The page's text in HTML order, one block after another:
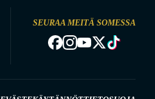
SEURAA MEITÄ SOMESSA